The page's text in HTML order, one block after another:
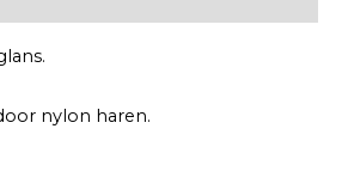
nylon haren.